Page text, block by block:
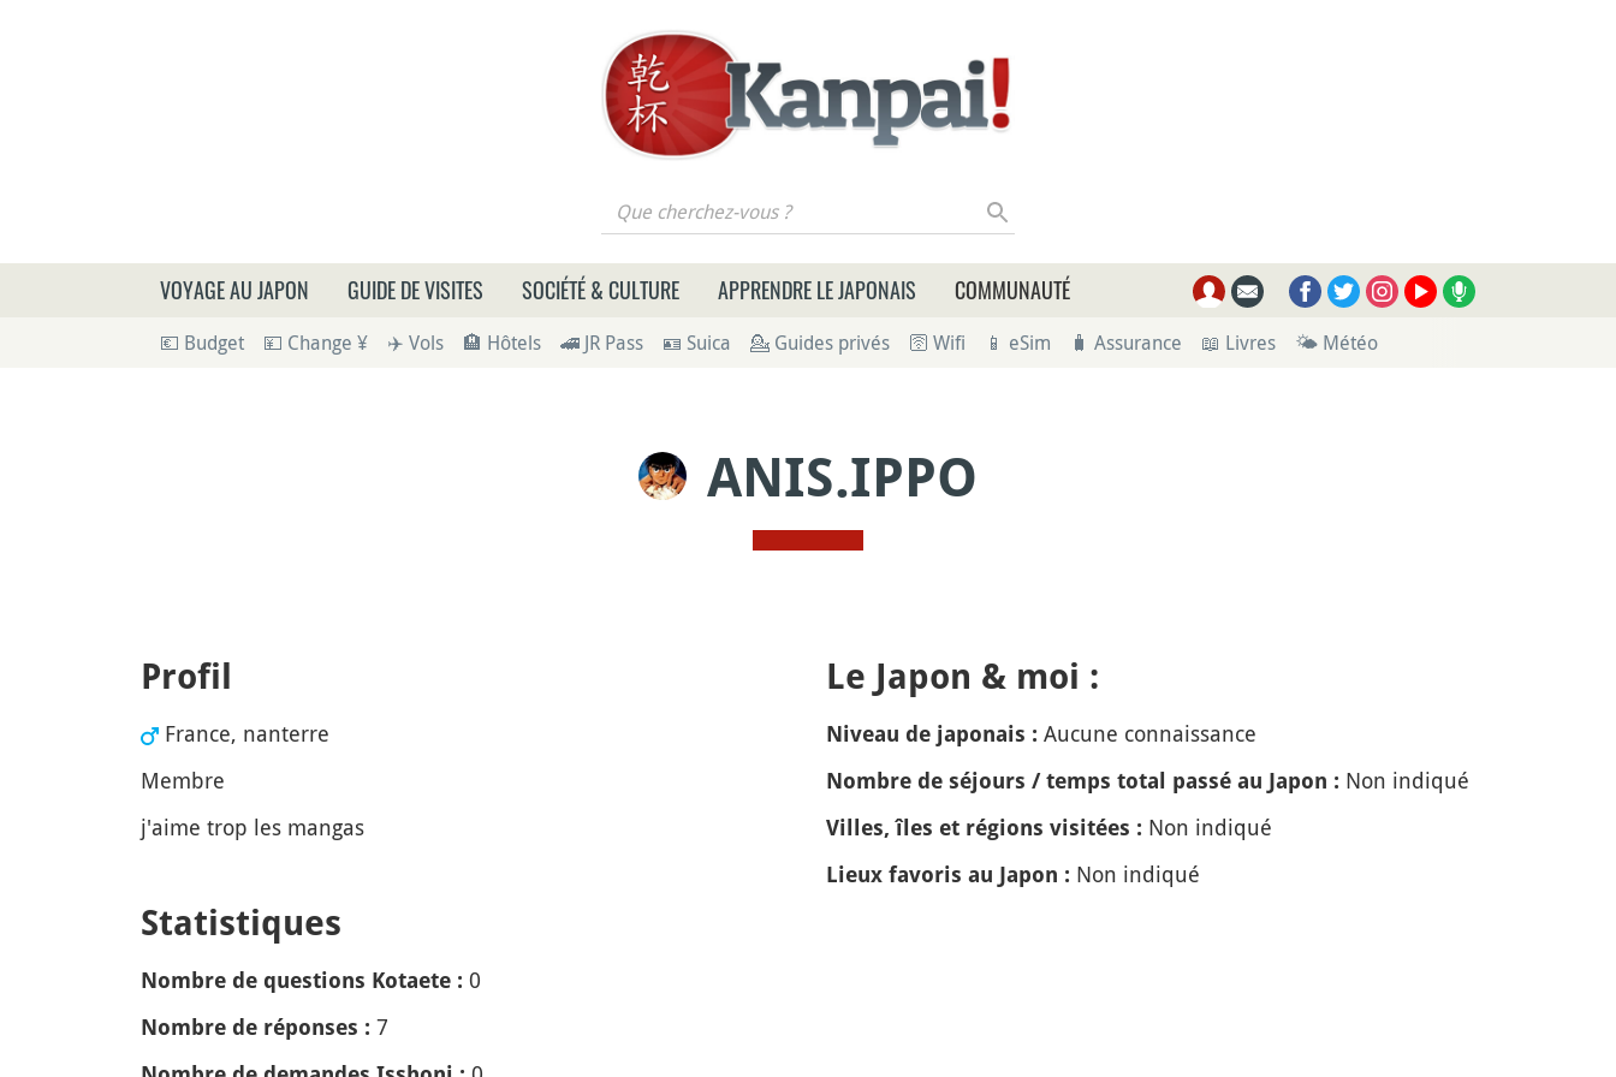
Que cherchez-vous ?
VOYAGE AU JAPON GUIDE DE VISITES SOCIÉTÉ & CULTURE APPRENDRE LE JAPONAIS COMMUNAUTÉ
💶 Budget 💴 Change ¥ ✈️ Vols 🏨 Hôtels 🚄 JR Pass 🪪 Suica 💁 Guides privés 🛜 Wifi 📱 eSim 🧳 Assurance 📖 Livres 🌤 Météo
ANIS.IPPO
Profil
France, nanterre
Membre
j'aime trop les mangas
Statistiques
Nombre de questions Kotaete : 0
Nombre de réponses : 7
Le Japon & moi :
Niveau de japonais : Aucune connaissance
Nombre de séjours / temps total passé au Japon : Non indiqué
Villes, îles et régions visitées : Non indiqué
Lieux favoris au Japon : Non indiqué